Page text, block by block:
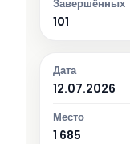
101
12.07.2026
1 685